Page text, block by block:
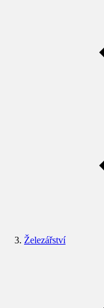
Železářství